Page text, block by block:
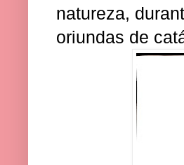
natureza,
oriundas de